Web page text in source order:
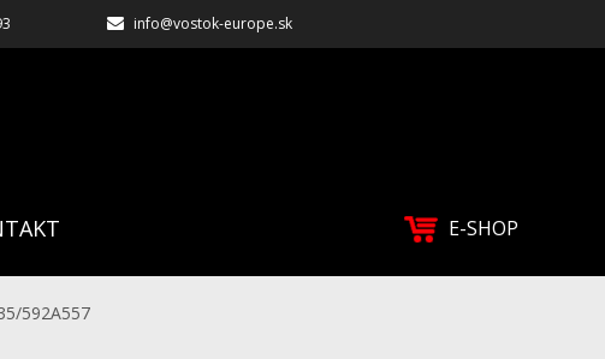
info@vostok-europe.sk
E-SHOP
592A557